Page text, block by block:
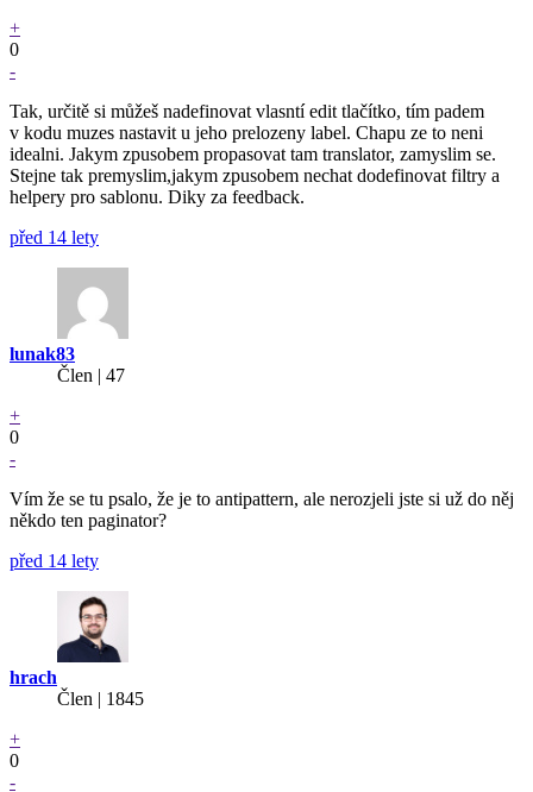
+
0
-
Tak, určitě si můžeš nadefinovat vlasntí edit tlačítko, tím padem
v kodu muzes nastavit u jeho prelozeny label. Chapu ze to neni
idealni. Jakym zpusobem propasovat tam translator, zamyslim se.
Stejne tak premyslim,jakym zpusobem nechat dodefinovat filtry a
helpery pro sablonu. Diky za feedback.
před 14 lety
lunak83
Člen | 47
+
0
-
Vím že se tu psalo, že je to antipattern, ale nerozjeli jste si už do něj
někdo ten paginator?
před 14 lety
hrach
Člen | 1845
+
0
-